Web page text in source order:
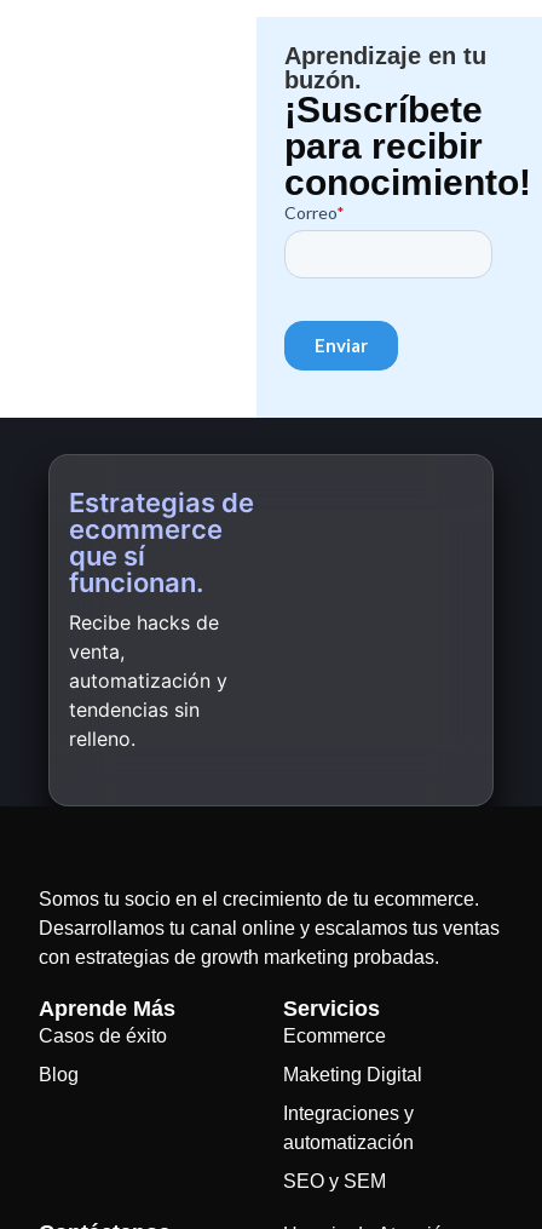
Aprendizaje en tu
buzón.
¡Suscríbete
para recibir
conocimiento!
Estrategias de
ecommerce
que sí
funcionan.
Recibe hacks de
venta,
automatización y
tendencias sin
relleno.
Somos tu socio en el crecimiento de tu ecommerce.
Desarrollamos tu canal online y escalamos tus ventas
con estrategias de growth marketing probadas.
Aprende Más
Casos de éxito
Blog
Servicios
Ecommerce
Maketing Digital
Integraciones y
automatización
SEO y SEM